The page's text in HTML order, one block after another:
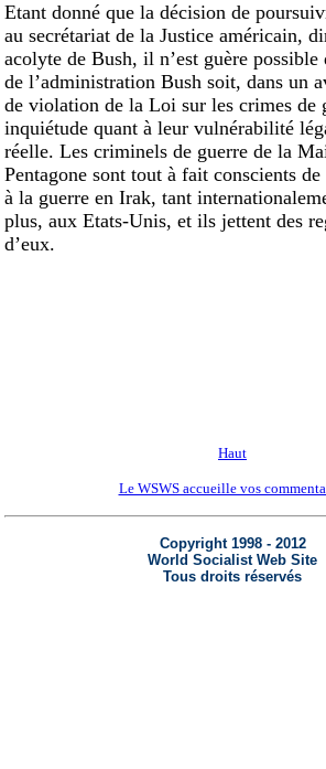
Etant donné que la décision de
au secrétariat de la Justice américain,
acolyte de Bush, il n’est guère
de l’administration Bush soit, dans un
de violation de la Loi sur les crimes de
inquiétude quant à leur vulnérabilité
réelle. Les criminels de guerre de la
Pentagone sont tout à fait conscients
à la guerre en Irak, tant
plus, aux Etats-Unis, et ils jettent des
d’eux.
Haut
Le WSWS accueille vos
Copyright 1998 - 2012
World Socialist Web Site
Tous droits réservés